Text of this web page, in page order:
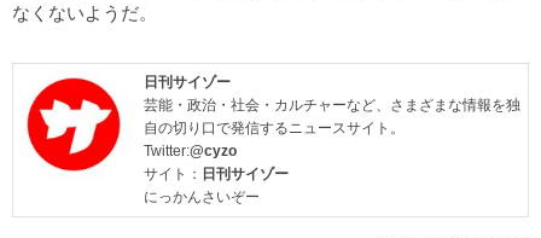
なくないようだ。
日刊サイゾー
芸能・政治・社会・カルチャーなど、さまざまな情報を独
自の切り口で発信するニュースサイト。
Twitter:@cyzo
サイト： 日刊サイゾー
にっかんさいぞー